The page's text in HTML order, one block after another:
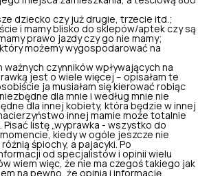
dziecko czy już drugie, trzecie itd.;
i mamy blisko do sklepów/aptek czy są
prawo jazdy czy go nie mamy;
możemy wygospodarować na
czynników wpływających na
jest o wiele więcej – opisałam te
ja musiałam się kierować robiąc
dla mnie i według mnie nie
dla innej kobiety, która będzie w innej
innej mamie może totalnie
Pisać listę „wyprawka - wszystko do
momencie, kiedy w ogóle jeszcze nie
śpiochy, a pajacyki. Po
od specjalistów i opinii wielu
wiem więc, że nie ma czegoś takiego jak
na pewno, że opinia i informację